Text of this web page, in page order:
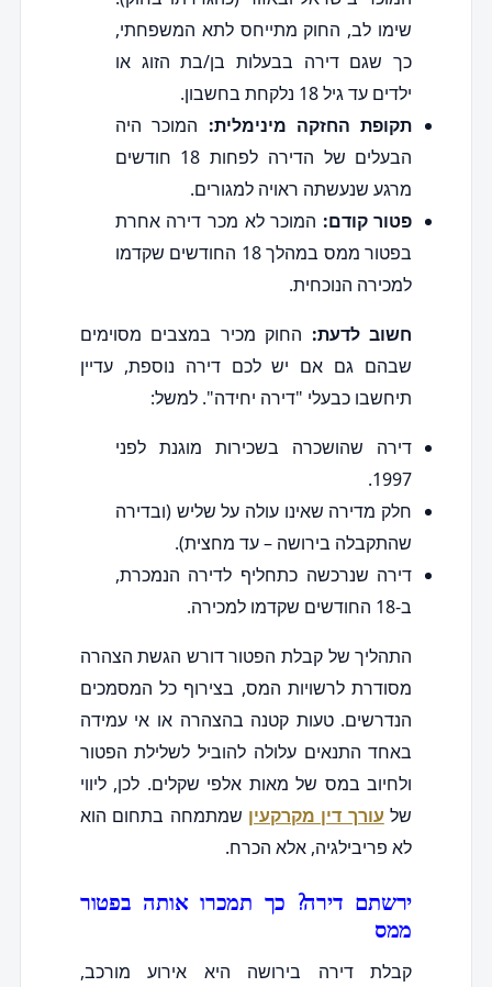
שימו לב, החוק מתייחס לתא המשפחתי,
כך שגם דירה בבעלות בן/בת הזוג או
ילדים עד גיל 18 נלקחת בחשבון.
תקופת החזקה מינימלית: המוכר היה
הבעלים של הדירה לפחות 18 חודשים
מרגע שנעשתה ראויה למגורים.
פטור קודם: המוכר לא מכר דירה אחרת
בפטור ממס במהלך 18 החודשים שקדמו
למכירה הנוכחית.
חשוב לדעת: החוק מכיר במצבים מסוימים
שבהם גם אם יש לכם דירה נוספת, עדיין
תיחשבו כבעלי "דירה יחידה". למשל:
דירה שהושכרה בשכירות מוגנת לפני
1997.
חלק מדירה שאינו עולה על שליש (ובדירה
שהתקבלה בירושה – עד מחצית).
דירה שנרכשה כתחליף לדירה הנמכרת,
ב-18 החודשים שקדמו למכירה.
התהליך של קבלת הפטור דורש הגשת הצהרה
מסודרת לרשויות המס, בצירוף כל המסמכים
הנדרשים. טעות קטנה בהצהרה או אי עמידה
באחד התנאים עלולה להוביל לשלילת הפטור
ולחיוב במס של מאות אלפי שקלים. לכן, ליווי
של עורך דין מקרקעין שמתמחה בתחום הוא
לא פריבילגיה, אלא הכרח.
ירשתם דירה? כך תמכרו אותה בפטור
ממס
קבלת דירה בירושה היא אירוע מורכב,